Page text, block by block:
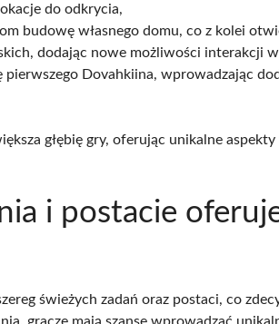
do odkrycia,
budowę własnego domu, co z kolei
dodając nowe możliwości interakcji
pierwszego Dovahkiina, wprowadzając
głębię gry, oferując unikalne
i postacie
świeżych zadań oraz postaci, co